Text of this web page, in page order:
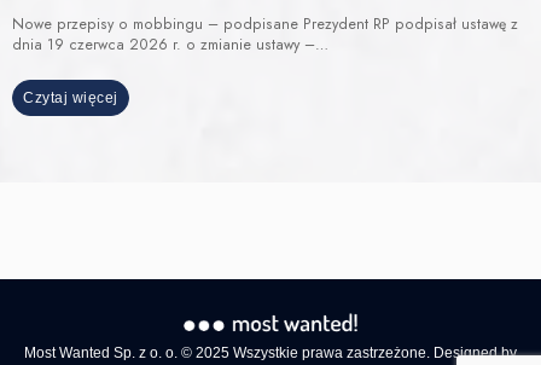
Nowe przepisy o mobbingu – podpisane Prezydent RP podpisał ustawę z
dnia 19 czerwca 2026 r. o zmianie ustawy –…
Czytaj więcej
Most Wanted Sp. z o. o. © 2025 Wszystkie prawa zastrzeżone. Designed by